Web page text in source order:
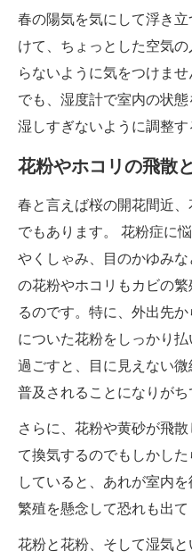
春の陽気を気にして浮き
けて、ちょっとした空気
らないように気をつけま
でも、湿度計で室内の状
湿しすぎないように調整す
花粉やホコリの飛散
春と言えば桜の開花間近
でもあります。 花粉症に
やくしゃみ、目のかゆみ
の花粉やホコリもカビの
るのです。特に、外出先
についた花粉をしっかり
過ごすと、目に見えない
普及されることになりがち
さらに、花粉や黄砂が飛
て換気するのでもしかし
していると、あれが室内
繁殖を懸念して恐れも出て
花粉と花粉、そして湿気